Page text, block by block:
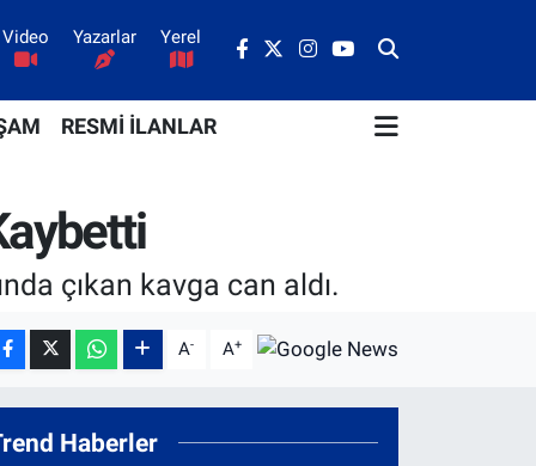
Video Yazarlar Yerel
RESMİ İLANLAR
çıkan kavga can aldı.
A- A+
Haberler